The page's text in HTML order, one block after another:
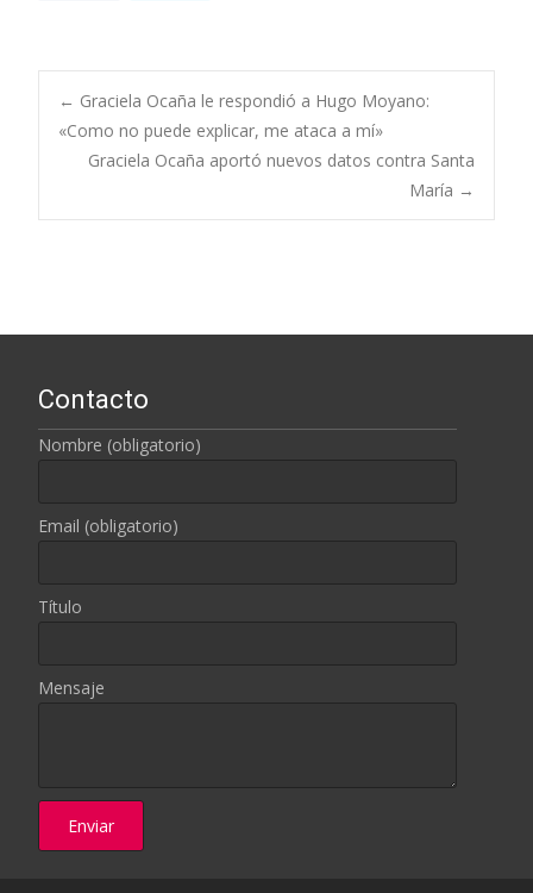
Navegación de
entradas
← Graciela Ocaña le respondió a Hugo Moyano:
«Como no puede explicar, me ataca a mí»
Graciela Ocaña aportó nuevos datos contra Santa
María →
Contacto
Nombre (obligatorio)
Email (obligatorio)
Título
Mensaje